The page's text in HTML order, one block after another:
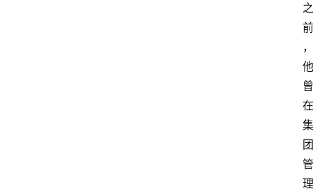
之
前
，
他
曾
在
集
团
管
理